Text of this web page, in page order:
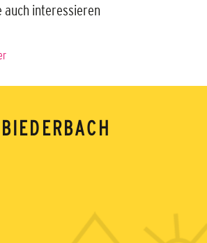
auch interessieren